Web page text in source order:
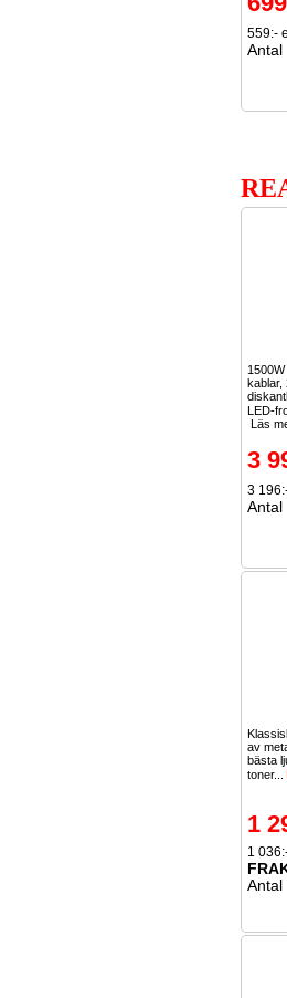
559:-
Antal
kablar,
LED-
Läs
3
3
Antal
av
bästa
toner...
1
1
Antal